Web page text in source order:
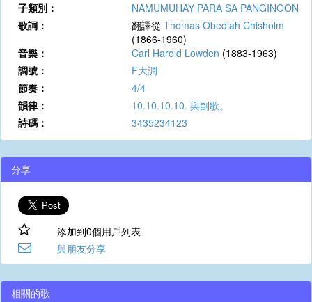
子類別：
NAMUMUHAY PARA SA PANGINOON
歌詞：
翻譯從 Thomas Obediah Chisholm
(1866-1960)
音樂：
Carl Harold Lowden (1883-1963)
調號：
F大調
節奏：
4/4
韻律：
10.10.10.10. 與副歌。
詩碼：
3435234123
分享
添加到0個用戶列表
與朋友分享
相關的歌